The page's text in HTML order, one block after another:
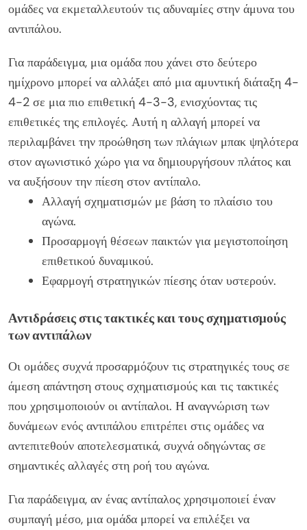
ομάδες να εκμεταλλευτούν τις αδυναμίες στην άμυνα του
αντιπάλου.
Για παράδειγμα, μια ομάδα που χάνει στο δεύτερο
ημίχρονο μπορεί να αλλάξει από μια αμυντική διάταξη 4-
4-2 σε μια πιο επιθετική 4-3-3, ενισχύοντας τις
επιθετικές της επιλογές. Αυτή η αλλαγή μπορεί να
περιλαμβάνει την προώθηση των πλάγιων μπακ ψηλότερα
στον αγωνιστικό χώρο για να δημιουργήσουν πλάτος και
να αυξήσουν την πίεση στον αντίπαλο.
Αλλαγή σχηματισμών με βάση το πλαίσιο του
αγώνα.
Προσαρμογή θέσεων παικτών για μεγιστοποίηση
επιθετικού δυναμικού.
Εφαρμογή στρατηγικών πίεσης όταν υστερούν.
Αντιδράσεις στις τακτικές και τους σχηματισμούς
των αντιπάλων
Οι ομάδες συχνά προσαρμόζουν τις στρατηγικές τους σε
άμεση απάντηση στους σχηματισμούς και τις τακτικές
που χρησιμοποιούν οι αντίπαλοι. Η αναγνώριση των
δυνάμεων ενός αντιπάλου επιτρέπει στις ομάδες να
αντεπιτεθούν αποτελεσματικά, συχνά οδηγώντας σε
σημαντικές αλλαγές στη ροή του αγώνα.
Για παράδειγμα, αν ένας αντίπαλος χρησιμοποιεί έναν
συμπαγή μέσο, μια ομάδα μπορεί να επιλέξει να